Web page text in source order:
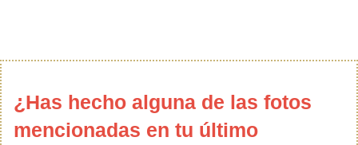
¿Has hecho alguna de las fotos
mencionadas en tu último